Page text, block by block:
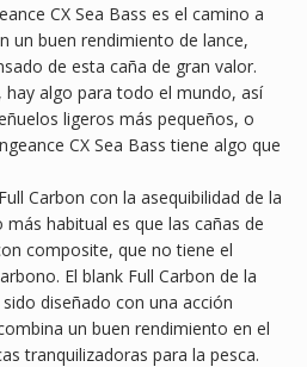
CX Sea Bass es el camino a
un buen rendimiento de lance,
de esta caña de gran valor.
algo para todo el mundo, así
ligeros más pequeños, o
CX Sea Bass tiene algo que
Carbon con la asequibilidad de la
más habitual es que las cañas de
composite, que no tiene el
El blank Full Carbon de la
diseñado con una acción
un buen rendimiento en el
tranquilizadoras para la pesca.